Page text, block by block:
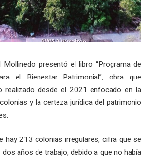
Mollinedo presentó el libro “Programa de
el Bienestar Patrimonial”, obra que
realizado desde el 2021 enfocado en la
y la certeza jurídica del patrimonio
hay 213 colonias irregulares, cifra que se
años de trabajo, debido a que no había